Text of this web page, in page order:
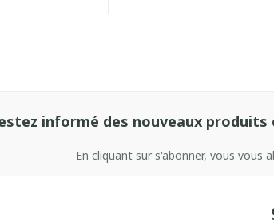
informé des nouveaux
En cliquant sur s'abonner, vous